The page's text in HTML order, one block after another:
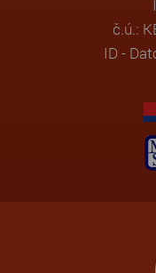
č.ú.:
ID -